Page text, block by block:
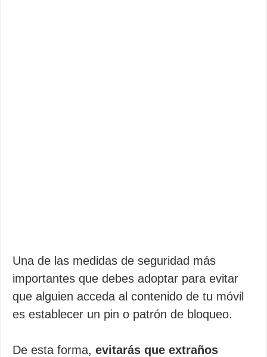
Una de las medidas de seguridad más
importantes que debes adoptar para evitar
que alguien acceda al contenido de tu móvil
es establecer un pin o patrón de bloqueo.
De esta forma, evitarás que extraños